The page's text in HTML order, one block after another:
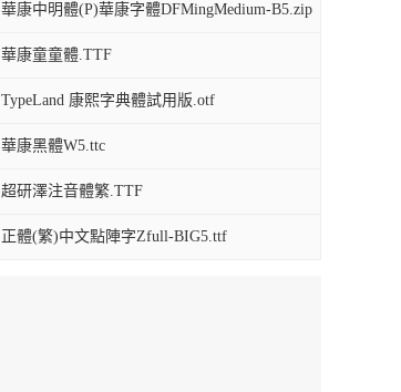
華康中明體(P)華康字體DFMingMedium-B5.zip
華康童童體.TTF
TypeLand 康熙字典體試用版.otf
華康黑體W5.ttc
超研澤注音體繁.TTF
正體(繁)中文點陣字Zfull-BIG5.ttf